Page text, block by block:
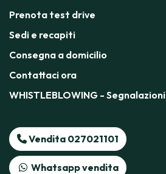
Prenota test drive
Sedi e recapiti
Consegna a domicilio
Contattaci ora
WHISTLEBLOWING - Segnalazioni
Vendita 027021101
Whatsapp vendita